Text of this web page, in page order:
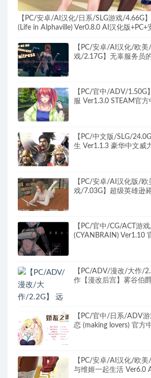
【PC/安卓/AI汉化/日系/SLG游戏/4.66G
(Life in Alphaville) Ver0.8.0 AI汉化版+PC+
【PC/安卓/AI汉化/欧
戏/2.17G】无辜服务员
【PC/官中/ADV/1.50G
服 Ver1.3.0 STEAM官
【PC/中文版/SLG/
生 Ver1.1.3 豪华中文威
【PC/安卓/AI汉化版/欧
戏/7.03G】超级英雄逊
【PC/官中/CG/ACT游
(CYANBRAIN) Ver1.10
【PC/ADV/漫改/大作/
作【漫改后宫】雾谷伯
【PC/官中/日系/ADV
恋 (making lovers) 官方
【PC/安卓/AI汉化/欧美
与维姬一起生活 Ver6.0